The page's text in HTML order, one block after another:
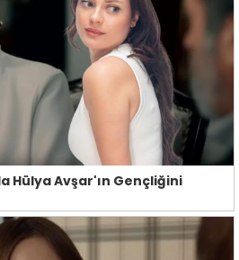
Hülya Avşar'ın Gençliğini